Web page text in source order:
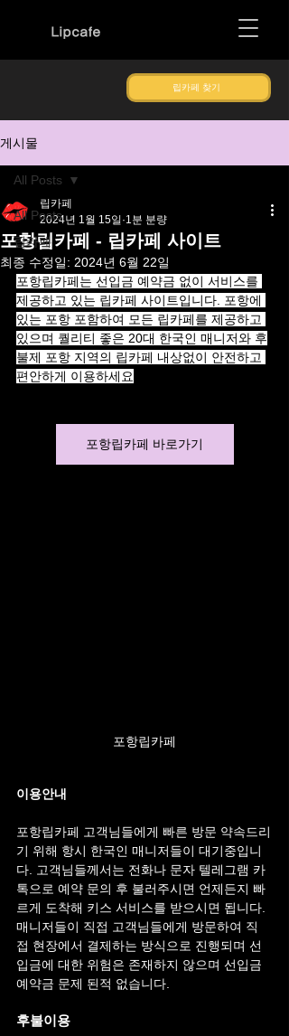
Lipcafe
립카페 찾기
게시물
All Posts
립카페
All Posts
포항립카페 - 립카페 사이트
립카페
2024년 1월 15일 1분 분량
최종 수정일: 2024년 6월 22일
포항립카페는 선입금 예약금 없이 서비스를
제공하고 있는 립카페 사이트입니다. 포항에
있는 포항 포함하여 모든 립카페를 제공하고
있으며 퀄리티 좋은 20대 한국인 매니저와 후
불제 포항 지역의 립카페 내상없이 안전하고
편안하게 이용하세요
포항립카페 바로가기
포항립카페
이용안내
포항립카페 고객님들에게 빠른 방문 약속드리
기 위해 항시 한국인 매니저들이 대기중입니
다. 고객님들께서는 전화나 문자 텔레그램 카
톡으로 예약 문의 후 불러주시면 언제든지 빠
르게 도착해 키스 서비스를 받으시면 됩니다.
매니저들이 직접 고객님들에게 방문하여 직
접 현장에서 결제하는 방식으로 진행되며 선
입금에 대한 위험은 존재하지 않으며 선입금
예약금 문제 된적 없습니다.
후불이용